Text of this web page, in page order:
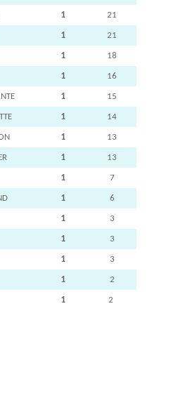
1 21
1 21
1 18
1 16
1 15
1 14
1 13
1 13
1 7
1 6
1 3
1 3
1 3
1 2
1 2